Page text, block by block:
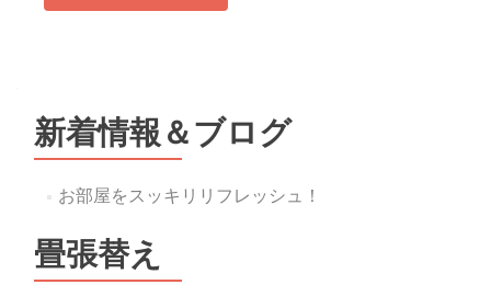
新着情報＆ブログ
お部屋をスッキリリフレッシュ！
畳張替え